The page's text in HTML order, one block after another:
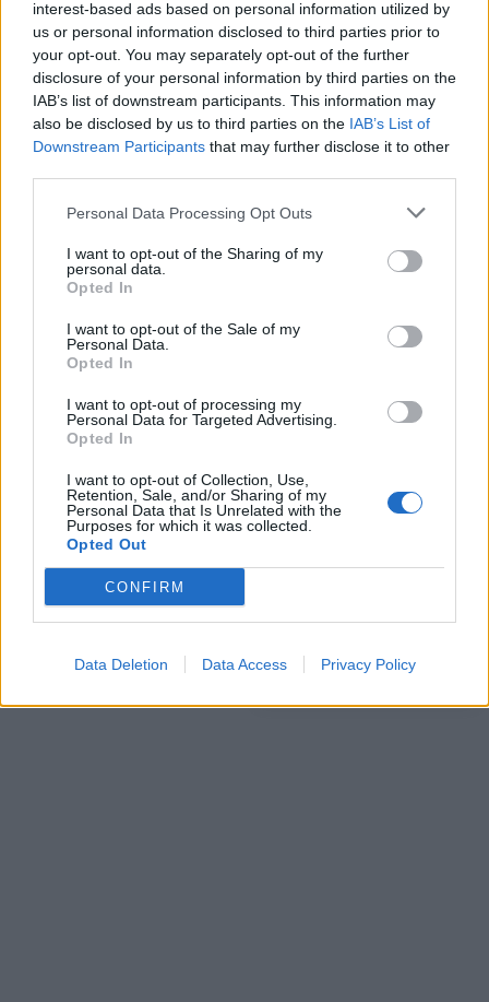
interest-based ads based on personal information utilized by
us or personal information disclosed to third parties prior to
your opt-out. You may separately opt-out of the further
disclosure of your personal information by third parties on the
IAB’s list of downstream participants. This information may
also be disclosed by us to third parties on the IAB’s List of
Downstream Participants that may further disclose it to other
Personal Data Processing Opt Outs
I want to opt-out of the Sharing of my
personal data.
Opted In
I want to opt-out of the Sale of my
Personal Data.
Opted In
I want to opt-out of processing my
Personal Data for Targeted Advertising.
Opted In
I want to opt-out of Collection, Use,
Retention, Sale, and/or Sharing of my
Personal Data that Is Unrelated with the
Purposes for which it was collected.
Opted Out
CONFIRM
Data Deletion Data Access Privacy Policy
Το FIAT 500 Hybrid τώρα από
18.990 ευρώ
Ατρόμητος και Novibet
συνεχίζουν μαζί: Ανανέωση της
συνεργασίας τους μέχρι το
2028
18η συνεχόμενη χρονιά για τον ΟΤΕ στη διεθνή σειρά δεικτών
FTSE4Good
πύλες του σε όλους
27/09/2019 - 10:07
εκπαίδευση